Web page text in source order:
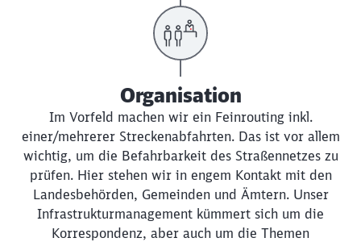
Organisation
Im Vorfeld machen wir ein Feinrouting inkl.
einer/mehrerer Streckenabfahrten. Das ist vor allem
wichtig, um die Befahrbarkeit des Straßennetzes zu
prüfen. Hier stehen wir in engem Kontakt mit den
Landesbehörden, Gemeinden und Ämtern. Unser
Infrastrukturmanagement kümmert sich um die
Korrespondenz, aber auch um die Themen